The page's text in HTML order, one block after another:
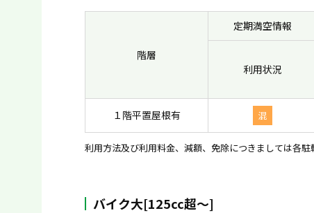
階層
定期満空情報
利用状況
１階平置屋根有 混
利用方法及び利用料金、減額、免除につきましては各駐
バイク大[125cc超〜]